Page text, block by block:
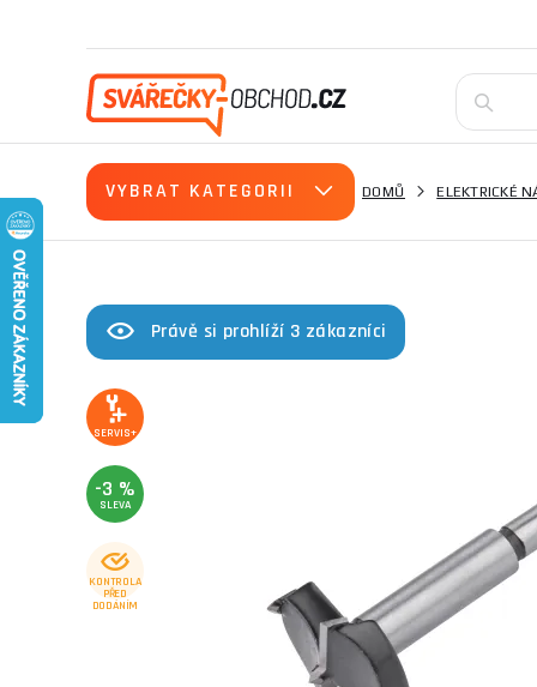
VYBRAT KATEGORII DOMŮ ELEKTRICKÉ
Právě si prohlíží 3 zákazníci
SERVIS+
-3 %
SLEVA
KONTROLA
PŘED
DODÁNÍM